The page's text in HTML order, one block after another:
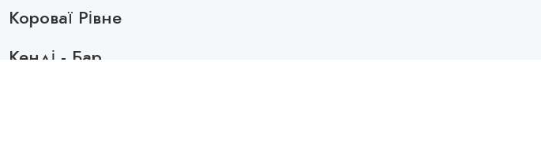
Короваї Рівне
Кенді - Бар